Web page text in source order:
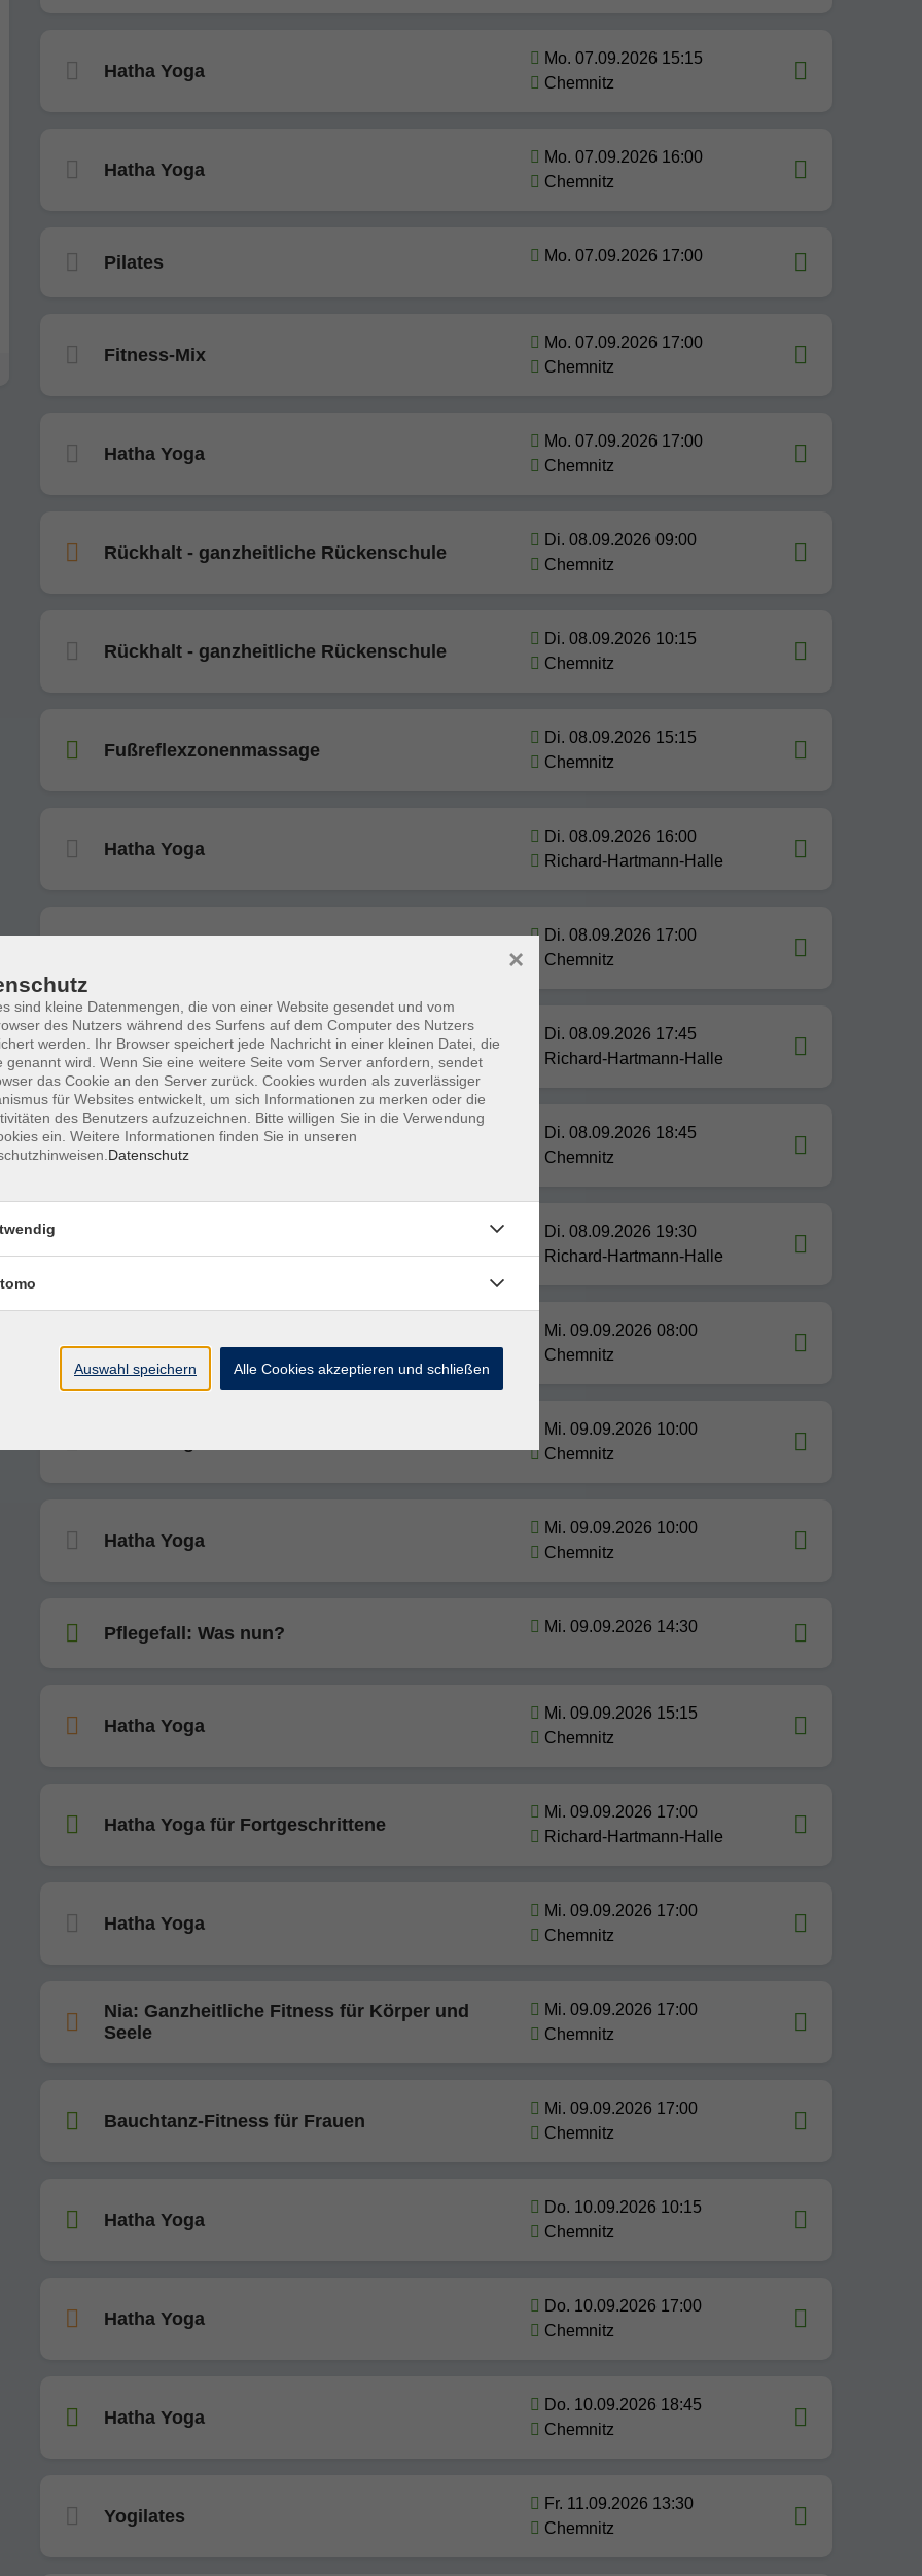
Hatha Yoga
Mo. 07.09.2026 15:15
Chemnitz
Hatha Yoga
Mo. 07.09.2026 16:00
Chemnitz
Pilates Mo. 07.09.2026 17:00
Fitness-Mix
Mo. 07.09.2026 17:00
Chemnitz
Hatha Yoga
Mo. 07.09.2026 17:00
Chemnitz
Rückhalt - ganzheitliche Rückenschule
Di. 08.09.2026 09:00
Chemnitz
Rückhalt - ganzheitliche Rückenschule
Di. 08.09.2026 10:15
Chemnitz
Fußreflexzonenmassage
Di. 08.09.2026 15:15
Chemnitz
Hatha Yoga
Di. 08.09.2026 16:00
Richard-Hartmann-Halle
Di. 08.09.2026 17:00
Chemnitz
Hatha Yoga
Di. 08.09.2026 17:45
Richard-Hartmann-Halle
Bauch, Beine, Po
Di. 08.09.2026 18:45
Chemnitz
Di. 08.09.2026 19:30
Richard-Hartmann-Halle
meditieren, bewusst leben
Mi. 09.09.2026 08:00
Chemnitz
Mi. 09.09.2026 10:00
Chemnitz
Hatha Yoga
Mi. 09.09.2026 10:00
Chemnitz
Pflegefall: Was nun? Mi. 09.09.2026 14:30
Hatha Yoga
Mi. 09.09.2026 15:15
Chemnitz
Hatha Yoga für Fortgeschrittene
Mi. 09.09.2026 17:00
Richard-Hartmann-Halle
Hatha Yoga
Mi. 09.09.2026 17:00
Chemnitz
Nia: Ganzheitliche Fitness für Körper und
Seele
Mi. 09.09.2026 17:00
Chemnitz
Bauchtanz-Fitness für Frauen
Mi. 09.09.2026 17:00
Chemnitz
Hatha Yoga
Do. 10.09.2026 10:15
Chemnitz
Hatha Yoga
Do. 10.09.2026 17:00
Chemnitz
Hatha Yoga
Do. 10.09.2026 18:45
Chemnitz
Yogilates
Fr. 11.09.2026 13:30
Chemnitz
sind kleine Datenmengen, die von einer Website gesendet und vom
des Nutzers während des Surfens auf dem Computer des Nutzers
werden. Ihr Browser speichert jede Nachricht in einer kleinen Datei, die
genannt wird. Wenn Sie eine weitere Seite vom Server anfordern, sendet
das Cookie an den Server zurück. Cookies wurden als zuverlässiger
für Websites entwickelt, um sich Informationen zu merken oder die
des Benutzers aufzuzeichnen. Bitte willigen Sie in die Verwendung
ein. Weitere Informationen finden Sie in unseren
Datenschutz
×
Auswahl speichern Alle Cookies akzeptieren und schließen